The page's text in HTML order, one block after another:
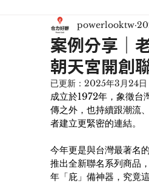
案例分享｜
朝天宮開創
powerlooktw
已更新： 2025年3月24日
成立於1972年，象徵台
傳之外，也持續跟潮流
者建立更緊密的連結。
今年更是與台灣最著名
推出全新聯名系列商品
年「庇」備神器，究竟